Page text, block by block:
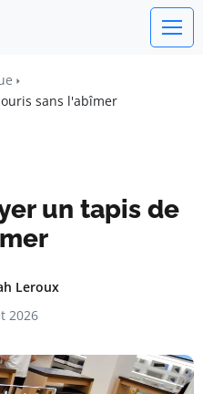
sans l'abîmer
un tapis de
Leroux
2026